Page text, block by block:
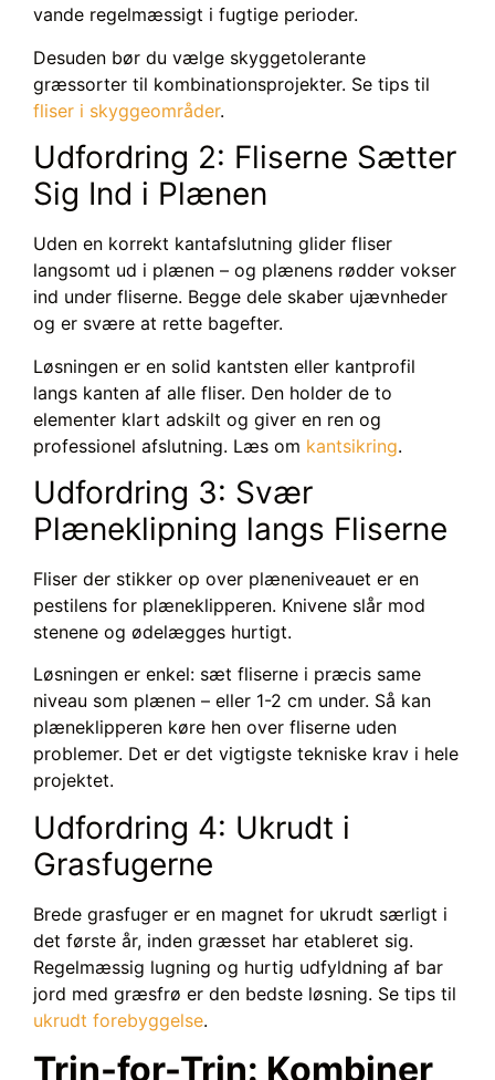
vande regelmæssigt i fugtige perioder.
Desuden bør du vælge skyggetolerante
græssorter til kombinationsprojekter. Se tips til
fliser i skyggeområder.
Udfordring 2: Fliserne Sætter
Sig Ind i Plænen
Uden en korrekt kantafslutning glider fliser
langsomt ud i plænen – og plænens rødder vokser
ind under fliserne. Begge dele skaber ujævnheder
og er svære at rette bagefter.
Løsningen er en solid kantsten eller kantprofil
langs kanten af alle fliser. Den holder de to
elementer klart adskilt og giver en ren og
professionel afslutning. Læs om kantsikring.
Udfordring 3: Svær
Plæneklipning langs Fliserne
Fliser der stikker op over plæneniveauet er en
pestilens for plæneklipperen. Knivene slår mod
stenene og ødelægges hurtigt.
Løsningen er enkel: sæt fliserne i præcis same
niveau som plænen – eller 1-2 cm under. Så kan
plæneklipperen køre hen over fliserne uden
problemer. Det er det vigtigste tekniske krav i hele
projektet.
Udfordring 4: Ukrudt i
Grasfugerne
Brede grasfuger er en magnet for ukrudt særligt i
det første år, inden græsset har etableret sig.
Regelmæssig lugning og hurtig udfyldning af bar
jord med græsfrø er den bedste løsning. Se tips til
ukrudt forebyggelse.
Trin-for-Trin: Kombiner